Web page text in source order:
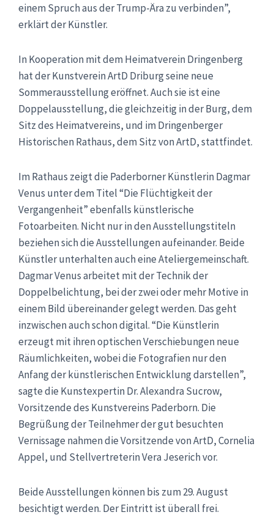
einem Spruch aus der Trump-Ära zu verbinden”,
erklärt der Künstler.
In Kooperation mit dem Heimatverein Dringenberg
hat der Kunstverein ArtD Driburg seine neue
Sommerausstellung eröffnet. Auch sie ist eine
Doppelausstellung, die gleichzeitig in der Burg, dem
Sitz des Heimatvereins, und im Dringenberger
Historischen Rathaus, dem Sitz von ArtD, stattfindet.
Im Rathaus zeigt die Paderborner Künstlerin Dagmar
Venus unter dem Titel “Die Flüchtigkeit der
Vergangenheit” ebenfalls künstlerische
Fotoarbeiten. Nicht nur in den Ausstellungstiteln
beziehen sich die Ausstellungen aufeinander. Beide
Künstler unterhalten auch eine Ateliergemeinschaft.
Dagmar Venus arbeitet mit der Technik der
Doppelbelichtung, bei der zwei oder mehr Motive in
einem Bild übereinander gelegt werden. Das geht
inzwischen auch schon digital. “Die Künstlerin
erzeugt mit ihren optischen Verschiebungen neue
Räumlichkeiten, wobei die Fotografien nur den
Anfang der künstlerischen Entwicklung darstellen”,
sagte die Kunstexpertin Dr. Alexandra Sucrow,
Vorsitzende des Kunstvereins Paderborn. Die
Begrüßung der Teilnehmer der gut besuchten
Vernissage nahmen die Vorsitzende von ArtD, Cornelia
Appel, und Stellvertreterin Vera Jeserich vor.
Beide Ausstellungen können bis zum 29. August
besichtigt werden. Der Eintritt ist überall frei.